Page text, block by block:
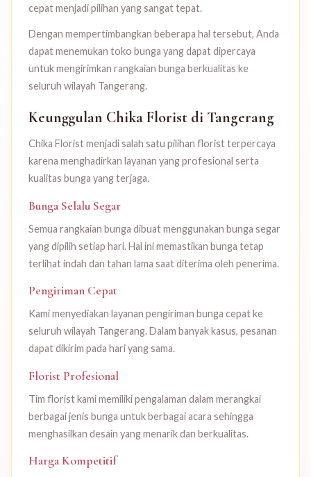
cepat menjadi pilihan yang sangat tepat.
Dengan mempertimbangkan beberapa hal tersebut, Anda
dapat menemukan toko bunga yang dapat dipercaya
untuk mengirimkan rangkaian bunga berkualitas ke
seluruh wilayah Tangerang.
Keunggulan Chika Florist di Tangerang
Chika Florist menjadi salah satu pilihan florist terpercaya
karena menghadirkan layanan yang profesional serta
kualitas bunga yang terjaga.
Bunga Selalu Segar
Semua rangkaian bunga dibuat menggunakan bunga segar
yang dipilih setiap hari. Hal ini memastikan bunga tetap
terlihat indah dan tahan lama saat diterima oleh penerima.
Pengiriman Cepat
Kami menyediakan layanan pengiriman bunga cepat ke
seluruh wilayah Tangerang. Dalam banyak kasus, pesanan
dapat dikirim pada hari yang sama.
Florist Profesional
Tim florist kami memiliki pengalaman dalam merangkai
berbagai jenis bunga untuk berbagai acara sehingga
menghasilkan desain yang menarik dan berkualitas.
Harga Kompetitif